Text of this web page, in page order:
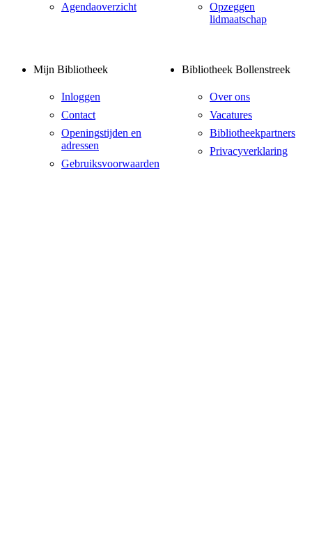
Agendaoverzicht
Opzeggen
lidmaatschap
Mijn Bibliotheek
Inloggen
Contact
Openingstijden en
adressen
Gebruiksvoorwaarden
Bibliotheek Bollenstreek
Over ons
Vacatures
Bibliotheekpartners
Privacyverklaring